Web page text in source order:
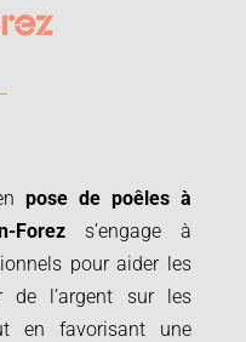
pose de poêles à
Forezs’engage à
pour aider les
de l’argent sur les
en favorisant une